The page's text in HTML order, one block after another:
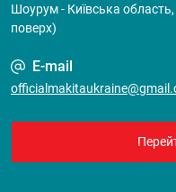
Шоурум - Київська
поверх)
E-mail